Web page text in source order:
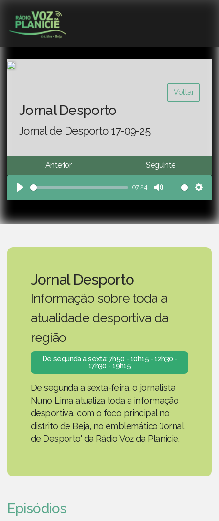
Voltar
Jornal Desporto
Jornal de Desporto 17-09-25
Anterior Seguinte
Play
07:24
Mute
Jornal Desporto
Informação sobre toda a
atualidade desportiva da
região
De segunda a sexta: 7h50 - 10h15 - 12h30 -
17h30 - 19h15
De segunda a sexta-feira, o jornalista
Nuno Lima atualiza toda a informação
desportiva, com o foco principal no
distrito de Beja, no emblemático 'Jornal
de Desporto' da Rádio Voz da Planície.
Episódios